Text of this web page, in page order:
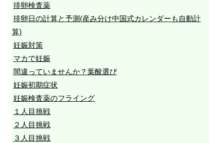
排卵検査薬
排卵日の計算と予測(産み分け中国式カレンダーも自動計
算)
妊娠対策
マカで妊娠
間違っていませんか？葉酸選び
妊娠初期症状
妊娠検査薬のフライング
１人目挑戦
２人目挑戦
３人目挑戦